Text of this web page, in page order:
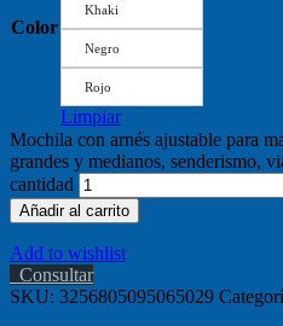
Color
Khaki
Negro
Rojo
Limpiar
Mochila con arnés ajustable para
grandes y medianos, senderismo,
cantidad
Añadir al carrito
Add to wishlist
Consultar
SKU: 3256805095065029